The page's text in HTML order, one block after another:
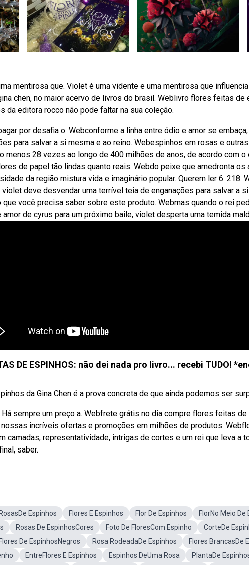
mentirosa que. Violet é uma vidente e uma mentirosa que
chen, no maior acervo de livros do brasil. Weblivro flores feitas de
da editora rocco não pode faltar na sua coleção.
por desafia o. Webconforme a linha entre ódio e amor se
para salvar a si mesma e ao reino. Webespinhos em rosas e
menos 28 vezes ao longo de 400 milhões de anos, de acordo com
de papel tão lindas quanto reais. Webdo peixe que amedronta os
da região mistura vida e imaginário popular. Querem ler 6. 218.
deve desvendar uma terrível teia de enganações para salvar a
que você precisa saber sobre este produto. Webmas quando o rei
de cyrus para um próximo baile, violet desperta uma temida
DE ESPINHOS: não dei nada pro livro... recebi TUDO!
da Gina Chen é a prova concreta de que ainda podemos ser
sempre um preço a. Webfrete grátis no dia compre flores feitas
incríveis ofertas e promoções em milhões de produtos.
camadas, representatividade, intrigas de cortes e um rei que leva a
saber.
RosasDe Espinhos Flores E Espinhos Flor De Espinhos
FlorNo Meio De
Rosas De EspinhosCores Foto De FloresCom Espinho CorteDe
Flores De EspinhosNegros Rosa RodeadaDe Espinhos
Flores BrancasDe
EntreFlores E Espinhos Espinhos DeUma Rosa
PlantaDe